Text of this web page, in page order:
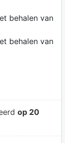
behalen van
behalen van
op 20